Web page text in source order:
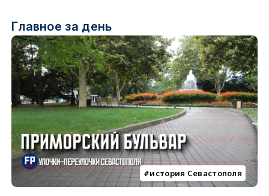
Главное за день
история Севастополя